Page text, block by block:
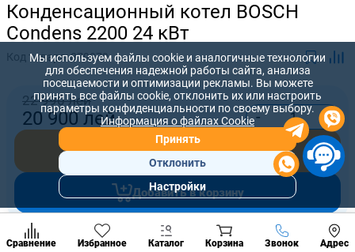
Конденсационный котел BOSCH
Condens 2200 24 кВт
Код товара:879079
22 990 лей
20 900лей - +
Купить сейчас
Добавить в корзину
Предложите нам свою цену, которую вы готовы заплатить за
Сравнение Избранное Каталог Корзина Звонок Адрес
Позвонить
разделы
Мы используем файлы cookie и аналогичные технологии
для обеспечения надежной работы сайта, анализа
посещаемости и оптимизации рекламы. Вы можете
принять все файлы cookie, отклонить их или настроить
параметры конфиденциальности по своему выбору.
Информация о файлах Cookie
Принять
Отклонить
Настройки